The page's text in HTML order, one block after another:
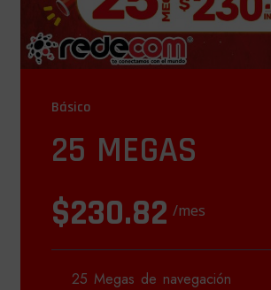
Básico
25 MEGAS
$230.82 /mes
25 Megas de navegación